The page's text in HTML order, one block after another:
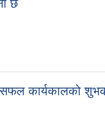
छ
सफल कार्यकालको